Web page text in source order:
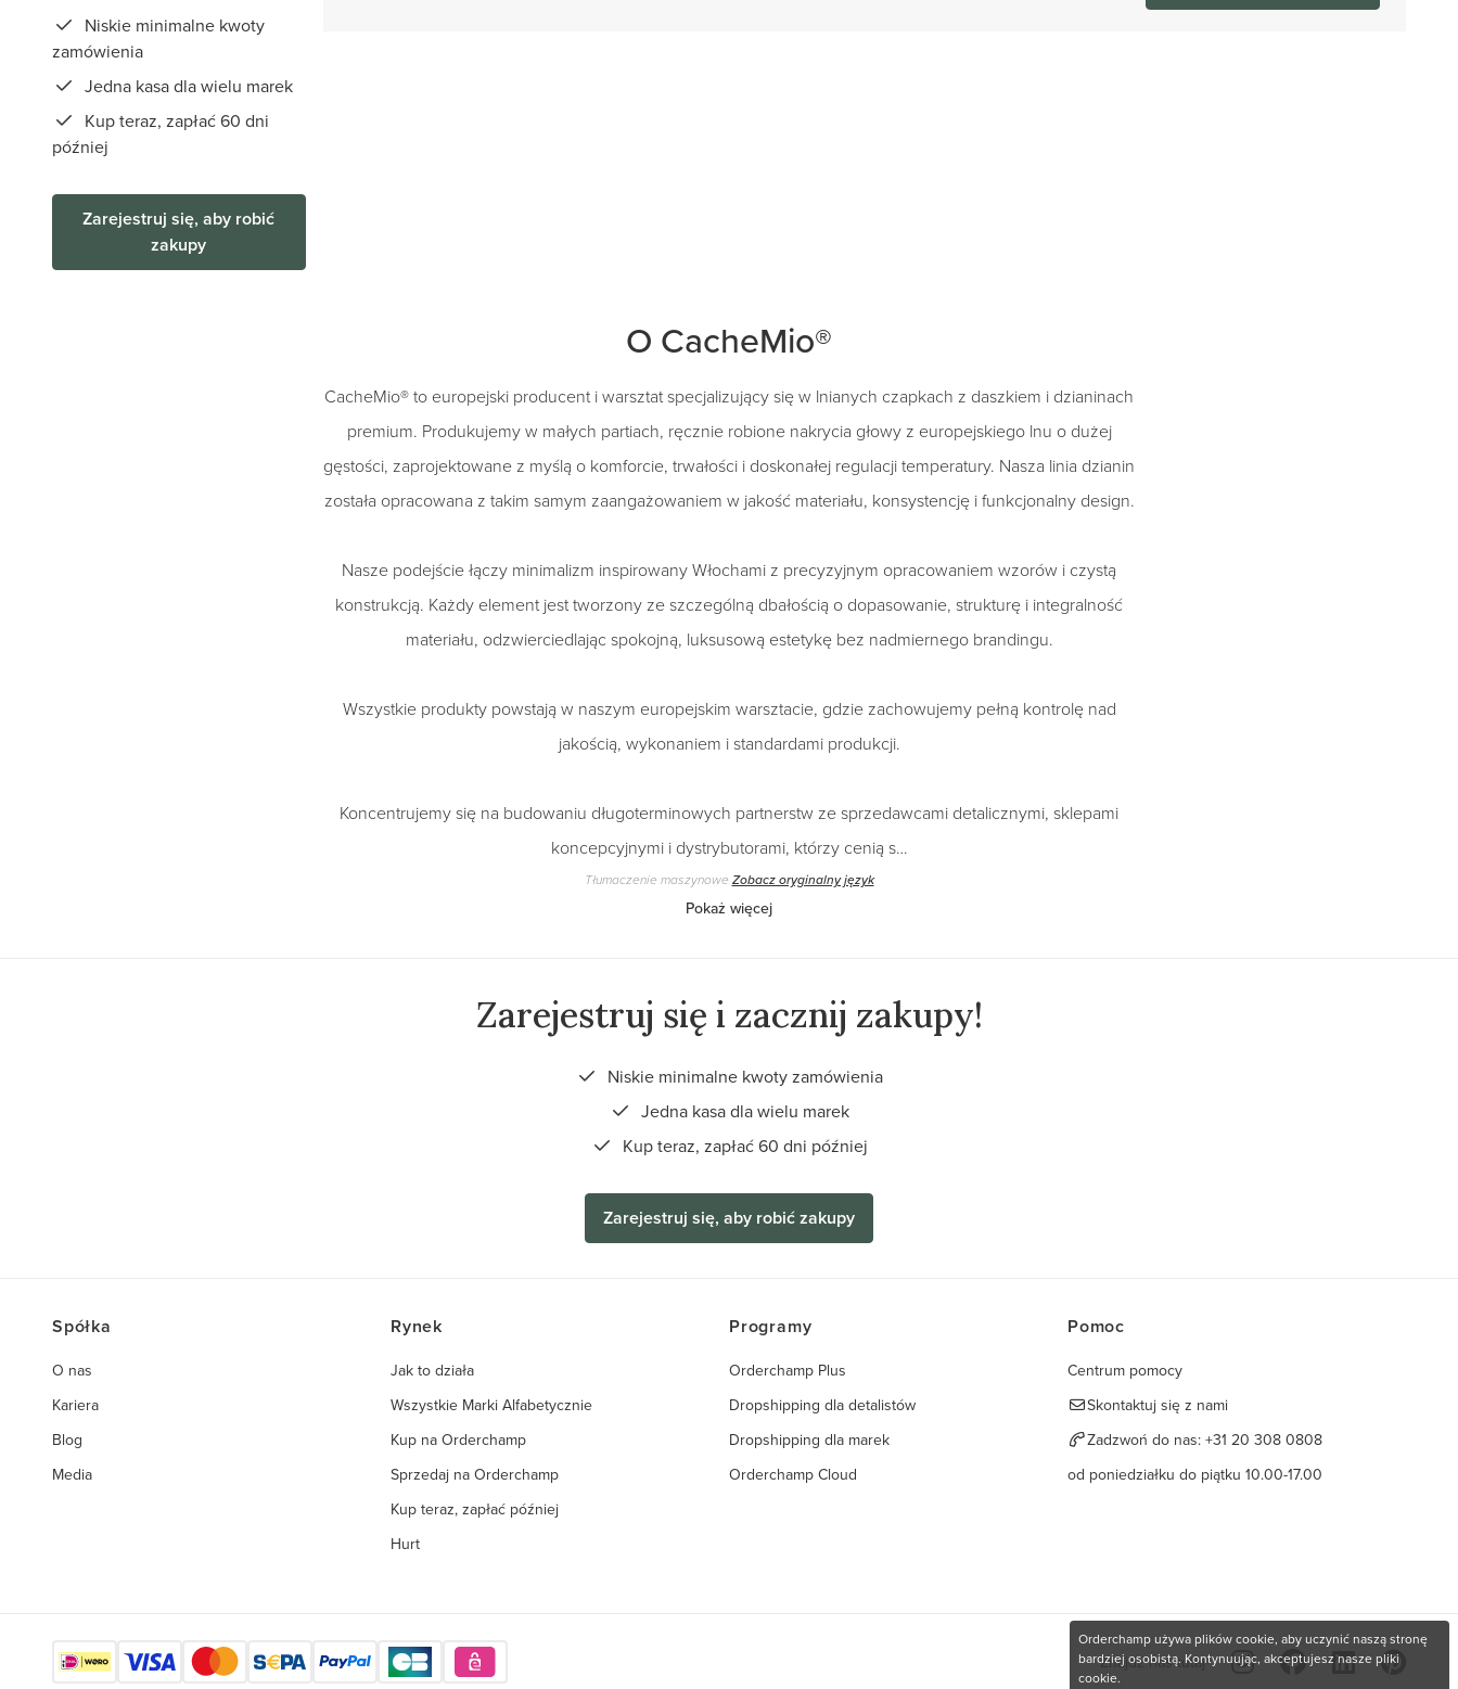
Niskie minimalne kwoty
zamówienia
Jedna kasa dla wielu marek
Kup teraz, zapłać 60 dni
później
Zarejestruj się, aby robić
zakupy
O CacheMio®
CacheMio® to europejski producent i warsztat specjalizujący się w lnianych czapkach z daszkiem i dzianinach
premium. Produkujemy w małych partiach, ręcznie robione nakrycia głowy z europejskiego lnu o dużej
gęstości, zaprojektowane z myślą o komforcie, trwałości i doskonałej regulacji temperatury. Nasza linia dzianin
została opracowana z takim samym zaangażowaniem w jakość materiału, konsystencję i funkcjonalny design.
Nasze podejście łączy minimalizm inspirowany Włochami z precyzyjnym opracowaniem wzorów i czystą
konstrukcją. Każdy element jest tworzony ze szczególną dbałością o dopasowanie, strukturę i integralność
materiału, odzwierciedlając spokojną, luksusową estetykę bez nadmiernego brandingu.
Wszystkie produkty powstają w naszym europejskim warsztacie, gdzie zachowujemy pełną kontrolę nad
jakością, wykonaniem i standardami produkcji.
Koncentrujemy się na budowaniu długoterminowych partnerstw ze sprzedawcami detalicznymi, sklepami
koncepcyjnymi i dystrybutorami, którzy cenią s…
Tłumaczenie maszynowe Zobacz oryginalny język
Pokaż więcej
Zarejestruj się i zacznij zakupy!
Niskie minimalne kwoty zamówienia
Jedna kasa dla wielu marek
Kup teraz, zapłać 60 dni później
Zarejestruj się, aby robić zakupy
Spółka
O nas
Kariera
Blog
Media
Rynek
Jak to działa
Wszystkie Marki Alfabetycznie
Kup na Orderchamp
Sprzedaj na Orderchamp
Kup teraz, zapłać później
Hurt
Programy
Orderchamp Plus
Dropshipping dla detalistów
Dropshipping dla marek
Orderchamp Cloud
Pomoc
Centrum pomocy
Skontaktuj się z nami
Zadzwoń do nas: +31 20 308 0808
od poniedziałku do piątku 10.00-17.00
Znajdź nas tutaj
Orderchamp używa plików cookie, aby uczynić naszą stronę
bardziej osobistą. Kontynuując, akceptujesz nasze pliki
cookie.